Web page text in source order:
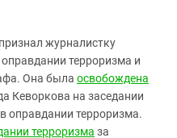
журналистку
терроризма и
Она была освобождена
Кеворкова на заседании
оправдании терроризма.
терроризма за